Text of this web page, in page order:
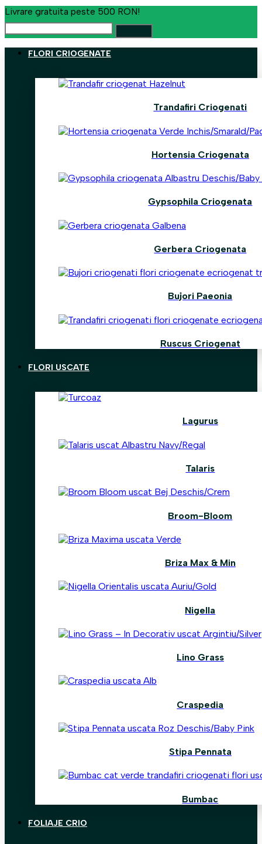
Livrare gratuita peste 500 RON!
FLORI CRIOGENATE
Trandafiri Criogenati
Hortensia Criogenata
Gypsophila Criogenata
Gerbera Criogenata
Bujori Paeonia
Ruscus Criogenat
FLORI USCATE
Lagurus
Talaris
Broom-Bloom
Briza Max & Min
Nigella
Lino Grass
Craspedia
Stipa Pennata
Bumbac
FOLIAJE CRIO